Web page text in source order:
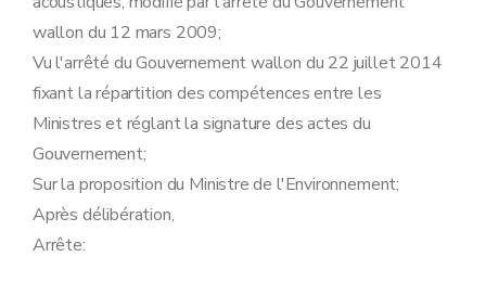
wallon du 12 mars 2009;
Vu l'arrêté du Gouvernement wallon du 22 juillet 2014
fixant la répartition des compétences entre les
Ministres et réglant la signature des actes du
Gouvernement;
Sur la proposition du Ministre de l'Environnement;
Après délibération,
Arrête: